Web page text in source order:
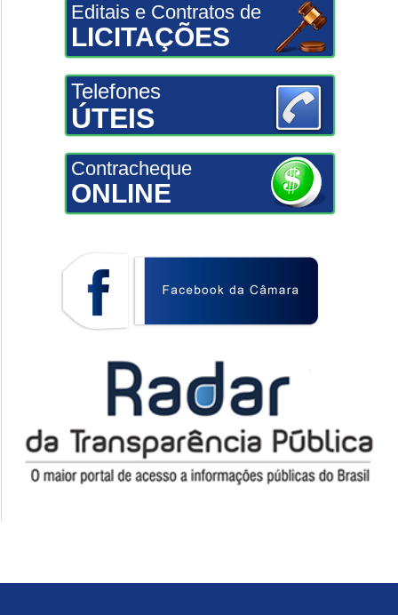
Editais e Contratos de
LICITAÇÕES
Telefones
ÚTEIS
Contracheque
ONLINE